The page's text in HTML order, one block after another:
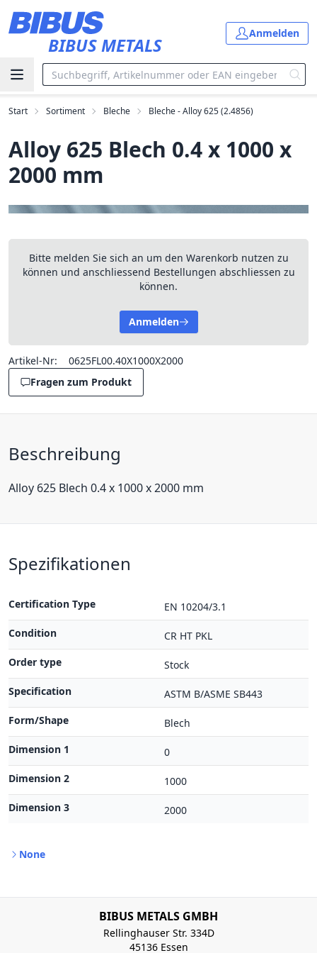
BIBUS METALS
Anmelden
Start Sortiment Bleche Bleche - Alloy 625 (2.4856)
Alloy 625 Blech 0.4 x 1000 x
2000 mm
Bitte melden Sie sich an um den Warenkorb nutzen zu
können und anschliessend Bestellungen abschliessen zu
können.
Anmelden
Artikel-Nr:
0625FL00.40X1000X2000
Fragen zum Produkt
Beschreibung
Alloy 625 Blech 0.4 x 1000 x 2000 mm
Spezifikationen
Certification Type
EN 10204/3.1
Condition
CR HT PKL
Order type
Stock
Specification
ASTM B/ASME SB443
Form/Shape
Blech
Dimension 1
0
Dimension 2
1000
Dimension 3
2000
None
BIBUS METALS GMBH
Rellinghauser Str. 334D
45136 Essen